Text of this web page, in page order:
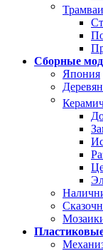
Сборные
Япония